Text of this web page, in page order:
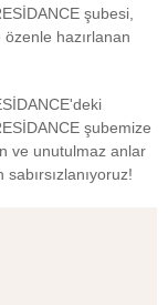
şubesi,
hazırlanan
şubemize
ve unutulmaz anlar